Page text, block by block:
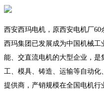
西安西玛电机，原西安电机厂60
西玛集团已发展成为中国机械
能、交直流电机的大型企业，
工、模具、铸造、运输等自动
提供商，产销规模在全国电机行